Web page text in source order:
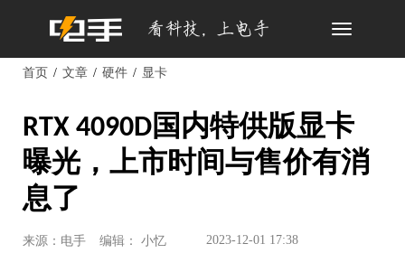
Toggle
首页 文章 硬件 显卡
RTX 4090D国内特供版显卡
曝光，上市时间与售价有消
息了
来源：电手 编辑： 小忆 2023-12-01 17:38